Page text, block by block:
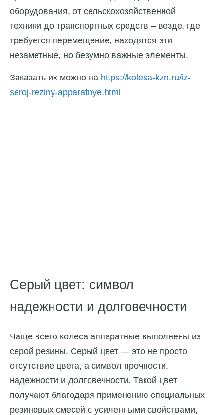
оборудования, от сельскохозяйственной
техники до транспортных средств – везде, где
требуется перемещение, находятся эти
незаметные, но безумно важные элементы.
Заказать их можно на https://kolesa-kzn.ru/iz-
seroj-reziny-apparatnye.html
Серый цвет: символ
надежности и долговечности
Чаще всего колеса аппаратные выполнены из
серой резины. Серый цвет — это не просто
отсутствие цвета, а символ прочности,
надежности и долговечности. Такой цвет
получают благодаря применению специальных
резиновых смесей с усиленными свойствами,